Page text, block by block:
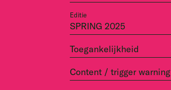
Editie
SPRING 2025
Toegankelijkheid
Content / trigger warning